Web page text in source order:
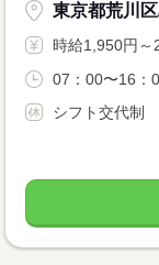
東京都荒川
時給1,950円～
07：00〜16：
シフト交代制